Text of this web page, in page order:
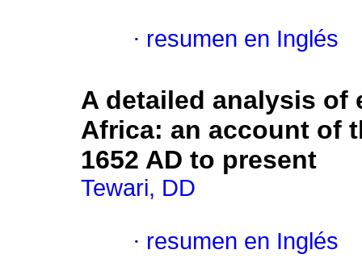
· resumen en Inglés
A detailed analysis
Africa: an account of
1652 AD to present
Tewari, DD
· resumen en Inglés